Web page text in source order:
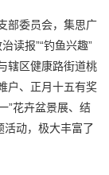
部委员会，集思广
读报”“钓鱼兴趣”
辖区健康路街道桃
户、正月十五有奖
”花卉盆景展、结
活动，极大丰富了